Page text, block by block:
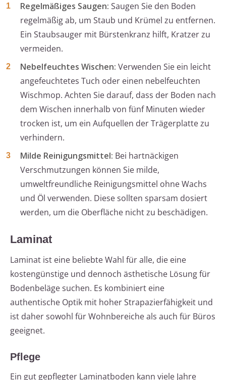
Regelmäßiges Saugen: Saugen Sie den Boden
regelmäßig ab, um Staub und Krümel zu entfernen.
Ein Staubsauger mit Bürstenkranz hilft, Kratzer zu
vermeiden.
Nebelfeuchtes Wischen: Verwenden Sie ein leicht
angefeuchtetes Tuch oder einen nebelfeuchten
Wischmop. Achten Sie darauf, dass der Boden nach
dem Wischen innerhalb von fünf Minuten wieder
trocken ist, um ein Aufquellen der Trägerplatte zu
verhindern.
Milde Reinigungsmittel: Bei hartnäckigen
Verschmutzungen können Sie milde,
umweltfreundliche Reinigungsmittel ohne Wachs
und Öl verwenden. Diese sollten sparsam dosiert
werden, um die Oberfläche nicht zu beschädigen.
Laminat
Laminat ist eine beliebte Wahl für alle, die eine
kostengünstige und dennoch ästhetische Lösung für
Bodenbeläge suchen. Es kombiniert eine
authentische Optik mit hoher Strapazierfähigkeit und
ist daher sowohl für Wohnbereiche als auch für Büros
geeignet.
Pflege
Ein gut gepflegter Laminatboden kann viele Jahre